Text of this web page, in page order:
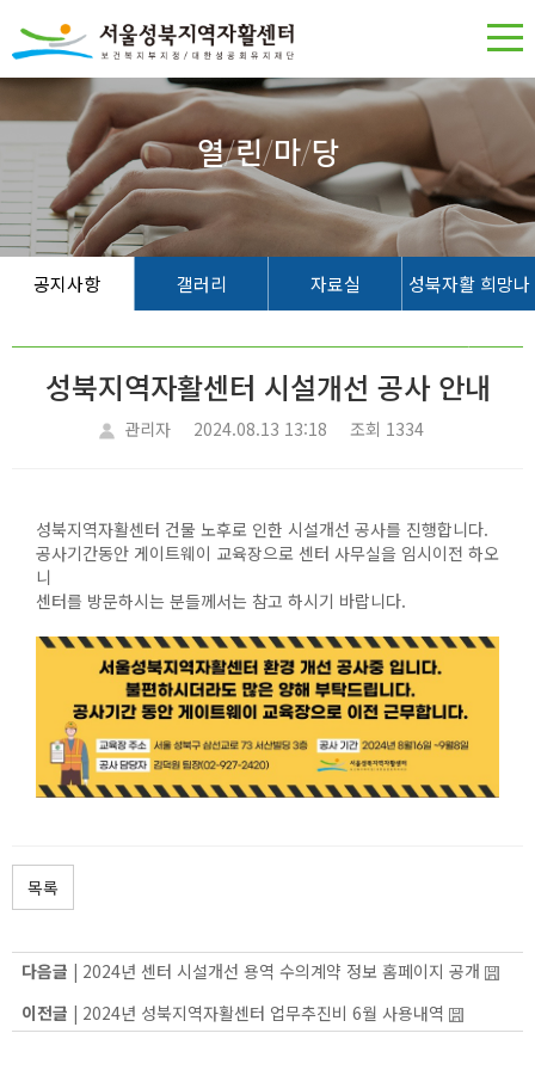
열/린/마/당
공지사항 갤러리 자료실 성북자활 희망나
성북지역자활센터 시설개선 공사 안내
관리자 2024.08.13 13:18 조회 1334
성북지역자활센터 건물 노후로 인한 시설개선 공사를 진행합니다.
공사기간동안 게이트웨이 교육장으로 센터 사무실을 임시이전 하오
니
센터를 방문하시는 분들께서는 참고 하시기 바랍니다.
목록
다음글 | 2024년 센터 시설개선 용역 수의계약 정보 홈페이지 공개
이전글 | 2024년 성북지역자활센터 업무추진비 6월 사용내역